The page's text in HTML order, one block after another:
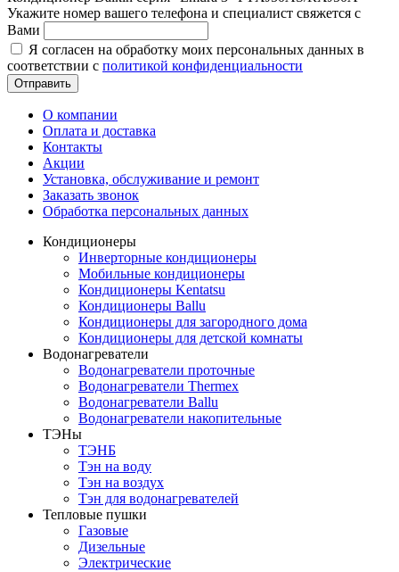
Укажите номер вашего телефона и специалист свяжется с
Вами
Я согласен на обработку моих персональных данных в
соответствии с политикой конфиденциальности
Отправить
О компании
Оплата и доставка
Контакты
Акции
Установка, обслуживание и ремонт
Заказать звонок
Обработка персональных данных
Кондиционеры
Инверторные кондиционеры
Мобильные кондиционеры
Кондиционеры Kentatsu
Кондиционеры Ballu
Кондиционеры для загородного дома
Кондиционеры для детской комнаты
Водонагреватели
Водонагреватели проточные
Водонагреватели Thermex
Водонагреватели Ballu
Водонагреватели накопительные
ТЭНы
ТЭНБ
Тэн на воду
Тэн на воздух
Тэн для водонагревателей
Тепловые пушки
Газовые
Дизельные
Электрические